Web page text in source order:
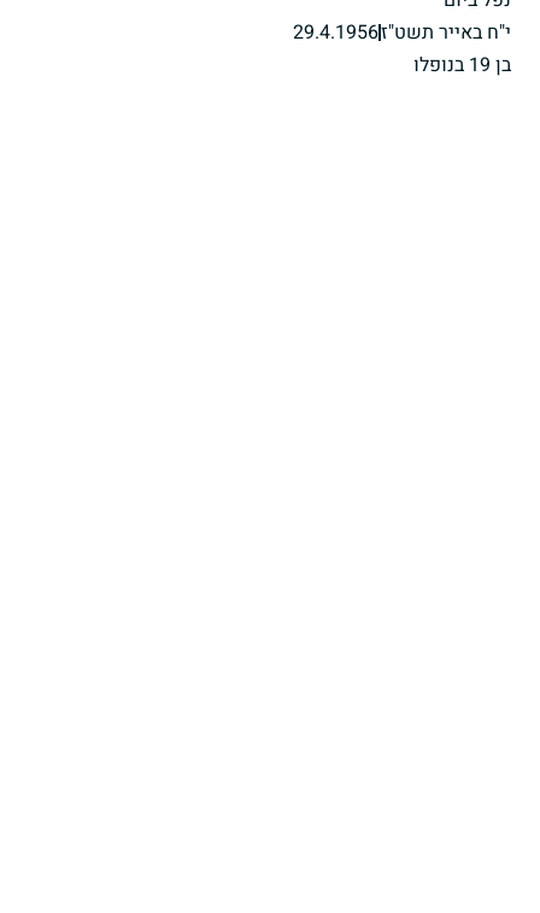
י"ח באייר תשט"ז29.4.1956
בן 19 בנופלו